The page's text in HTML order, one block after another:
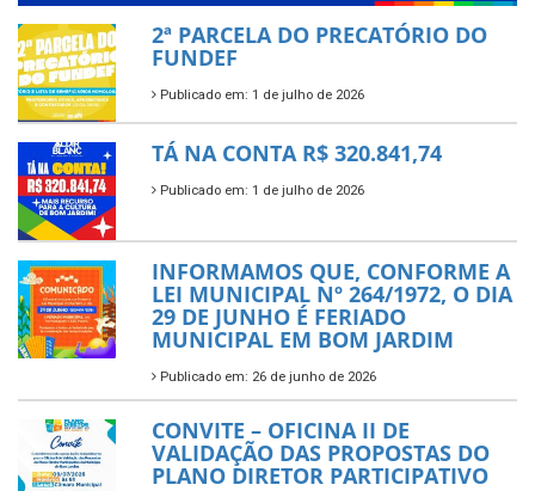
2ª PARCELA DO PRECATÓRIO DO
FUNDEF
Publicado em: 1 de julho de 2026
TÁ NA CONTA R$ 320.841,74
Publicado em: 1 de julho de 2026
INFORMAMOS QUE, CONFORME A
LEI MUNICIPAL Nº 264/1972, O DIA
29 DE JUNHO É FERIADO
MUNICIPAL EM BOM JARDIM
Publicado em: 26 de junho de 2026
CONVITE – OFICINA II DE
VALIDAÇÃO DAS PROPOSTAS DO
PLANO DIRETOR PARTICIPATIVO